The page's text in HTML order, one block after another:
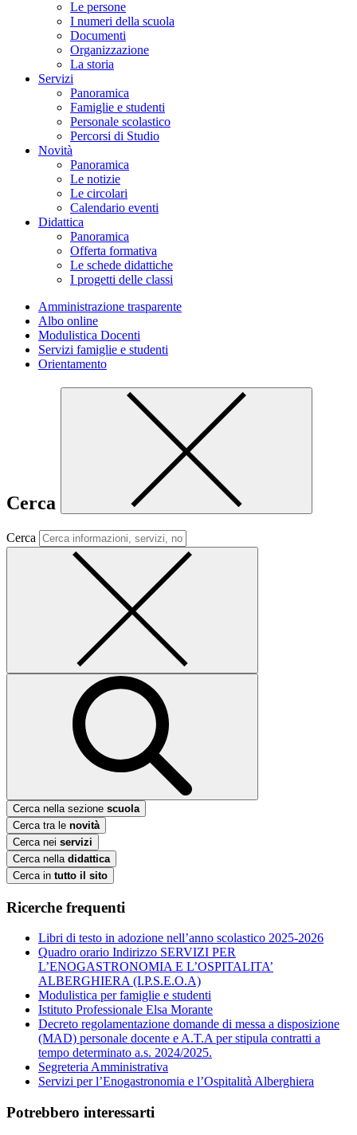
Le persone
I numeri della scuola
Documenti
Organizzazione
La storia
Servizi
Panoramica
Famiglie e studenti
Personale scolastico
Percorsi di Studio
Novità
Panoramica
Le notizie
Le circolari
Calendario eventi
Didattica
Panoramica
Offerta formativa
Le schede didattiche
I progetti delle classi
Amministrazione trasparente
Albo online
Modulistica Docenti
Servizi famiglie e studenti
Orientamento
Cerca
Cerca
Cerca nella sezione scuola
Cerca tra le novità
Cerca nei servizi
Cerca nella didattica
Cerca in tutto il sito
Ricerche frequenti
Libri di testo in adozione nell’anno scolastico 2025-2026
Quadro orario Indirizzo SERVIZI PER
L’ENOGASTRONOMIA E L’OSPITALITA’
ALBERGHIERA (I.P.S.E.O.A)
Modulistica per famiglie e studenti
Istituto Professionale Elsa Morante
Decreto regolamentazione domande di messa a disposizione
(MAD) personale docente e A.T.A per stipula contratti a
tempo determinato a.s. 2024/2025.
Segreteria Amministrativa
Servizi per l’Enogastronomia e l’Ospitalità Alberghiera
Potrebbero interessarti